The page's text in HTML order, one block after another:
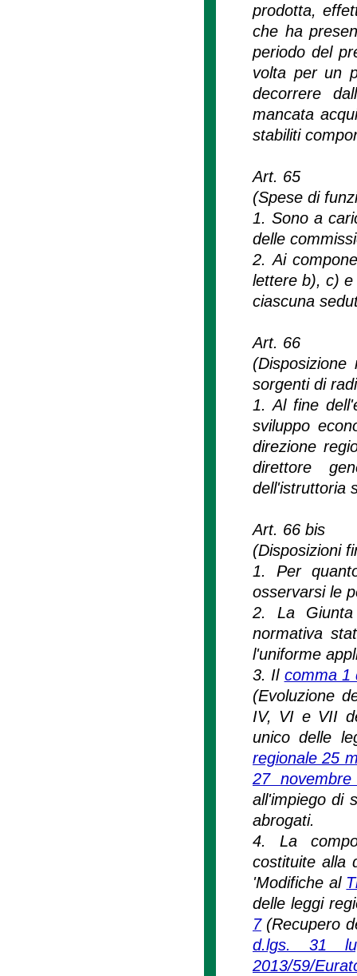
prodotta,
che ha
periodo del
volta per un
decorrere
mancata
stabiliti
Art. 65
(Spese di
1. Sono a
delle
2. Ai
lettere b), c) e
ciascuna
Art. 66
sorgenti di
1. Al fine
sviluppo
direzione
direttore
dell'istruttoria
Art. 66 bis
(Disposizioni
1. Per
osservarsi le
2. La Giunta
normativa
l'uniforme
3. Il comma 1
(Evoluzione
IV, VI e VII
unico delle
regionale 25
27
all'impiego di
abrogati.
4. La
costituite alla
'Modifiche al
delle leggi
7(Recupero
d.lgs. 31
2013/59/